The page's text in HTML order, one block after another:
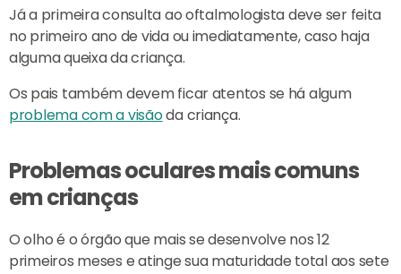
Já a primeira consulta ao oftalmologista deve ser feita
no primeiro ano de vida ou imediatamente, caso haja
alguma queixa da criança.
Os pais também devem ficar atentos se há algum
problema com a visãoda criança.
Problemas oculares mais comuns
em crianças
O olho é o órgão que mais se desenvolve nos 12
primeiros meses e atinge sua maturidade total aos sete